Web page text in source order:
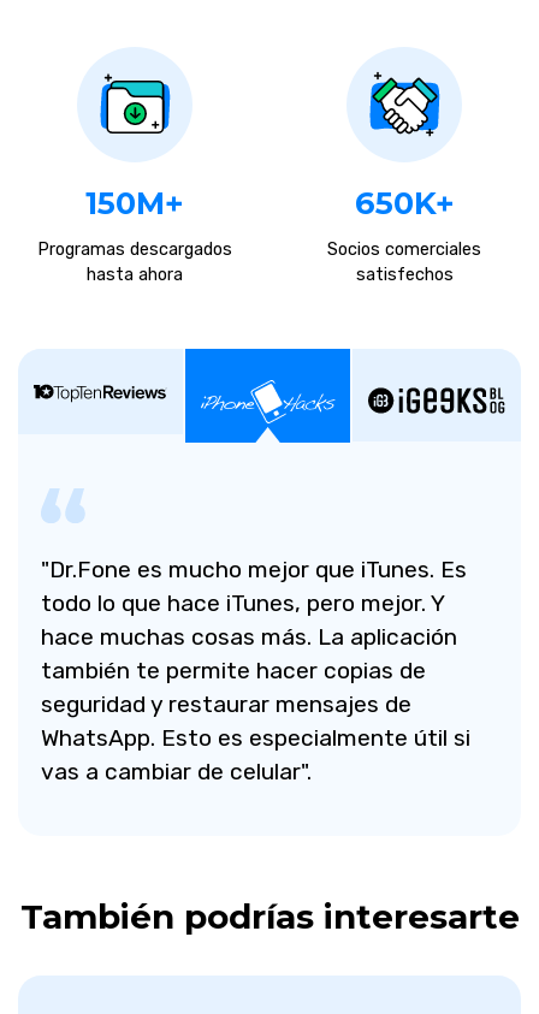
150M+
Programas descargados
hasta ahora
650K+
Socios comerciales
satisfechos
"Dr.Fone es mucho mejor que iTunes. Es
todo lo que hace iTunes, pero mejor. Y
hace muchas cosas más. La aplicación
también te permite hacer copias de
seguridad y restaurar mensajes de
WhatsApp. Esto es especialmente útil si
vas a cambiar de celular".
También podrías interesarte